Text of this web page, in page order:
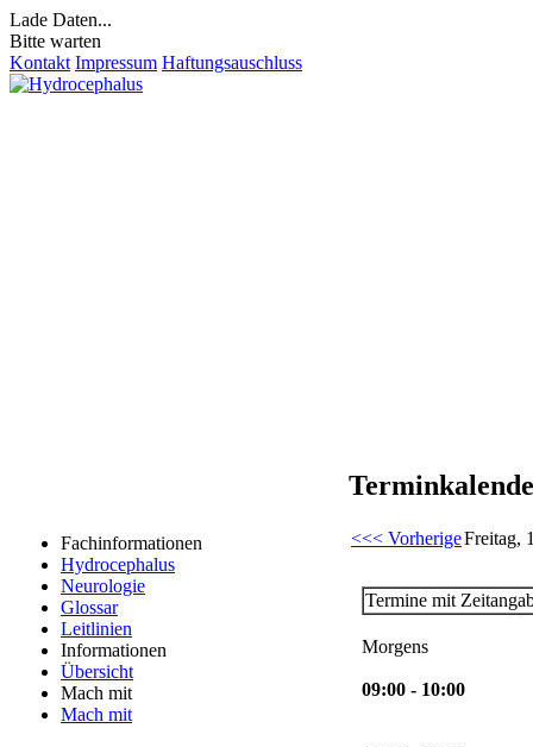
Lade Daten...
Bitte warten
Kontakt Impressum Haftungsauschluss
Fachinformationen
Hydrocephalus
Neurologie
Glossar
Leitlinien
Informationen
Übersicht
Mach mit
Mach mit
<<< VorherigeFreitag,
Termine mit
Morgens
09:00 - 10:00